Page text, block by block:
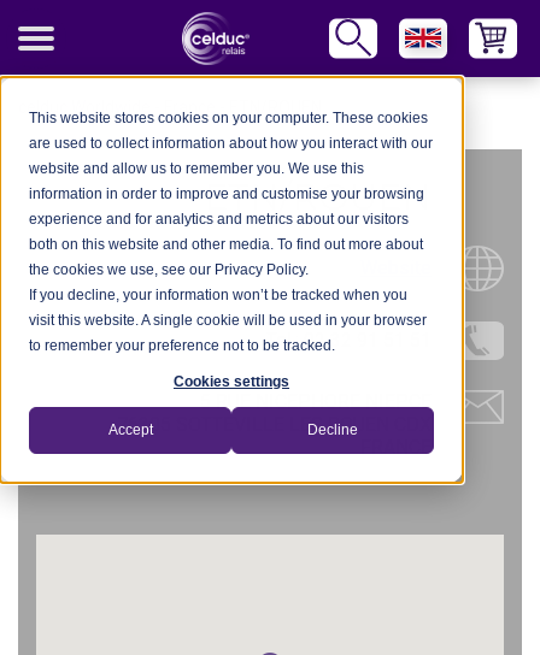
This website stores cookies on your computer. These cookies
are used to collect information about how you interact with our
website and allow us to remember you. We use this
information in order to improve and customise your browsing
experience and for analytics and metrics about our visitors
both on this website and other media. To find out more about
the cookies we use, see our Privacy Policy.
If you decline, your information won’t be tracked when you
visit this website. A single cookie will be used in your browser
to remember your preference not to be tracked.
Cookies settings
Accept Decline
ETN/ROUEN
Tel.: 02 32 91 51 51
5 RUE NICEPHORE NIEPCE
76305 SOTTEVILLE LES ROUEN CDX
FRANCE